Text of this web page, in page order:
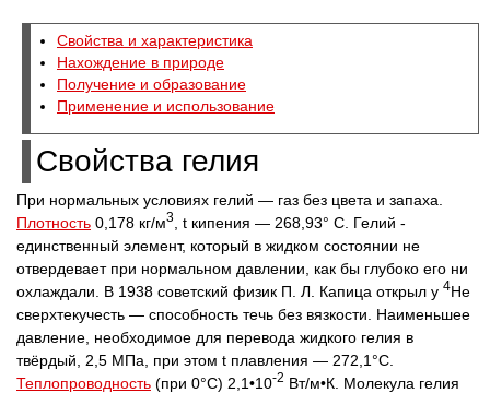
Свойства и характеристика
Нахождение в природе
Получение и образование
Применение и использование
Свойства гелия
При нормальных условиях гелий — газ без цвета и запаха.
Плотность 0,178 кг/м3 , t кипения — 268,93° С. Гелий -
единственный элемент, который в жидком состоянии не
отвердевает при нормальном давлении, как бы глубоко его ни
охлаждали. В 1938 советский физик П. Л. Капица открыл у 4He
сверхтекучесть — способность течь без вязкости. Наименьшее
давление, необходимое для перевода жидкого гелия в
твёрдый, 2,5 МПа, при этом t плавления — 272,1°С.
Теплопроводность (при 0°С) 2,1•10-2 Вт/м•К. Молекула гелия